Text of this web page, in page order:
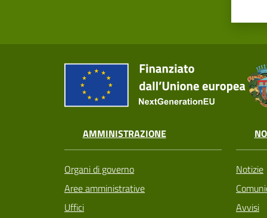
AMMINISTRAZIONE
Organi di governo
Aree amministrative
Uffici
Notizie
Avvisi